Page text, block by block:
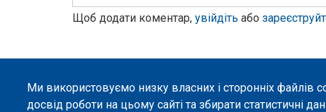
Щоб додати коментар, увійдіть або
Ми використовуємо низку власних і сторонніх
досвід роботи на цьому сайті та збирати статистичні
© Peers International , платформа відкритого